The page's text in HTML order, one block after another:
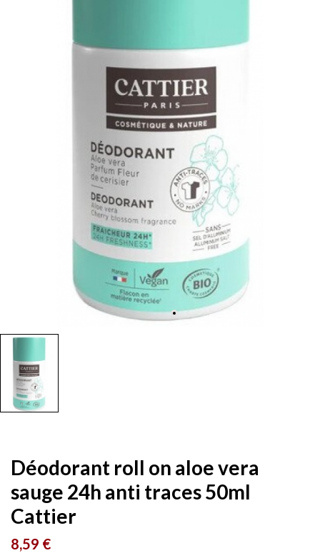
Déodorant roll on aloe vera
sauge 24h anti traces 50ml
Cattier
8,59 €